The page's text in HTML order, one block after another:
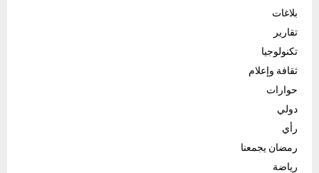
بلاغات
تقارير
تكنولوجيا
ثقافة وإعلام
حوارات
دولي
رأي
رمضان يجمعنا
رياضة